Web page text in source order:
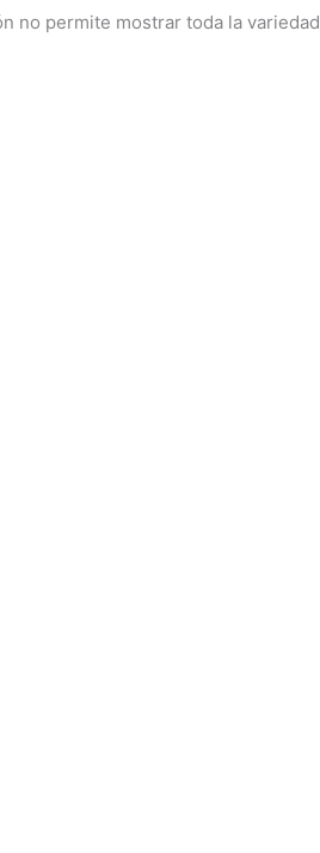
no permite mostrar toda la variedad